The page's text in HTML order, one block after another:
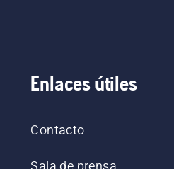
Enlaces útiles
Contacto
Sala de prensa